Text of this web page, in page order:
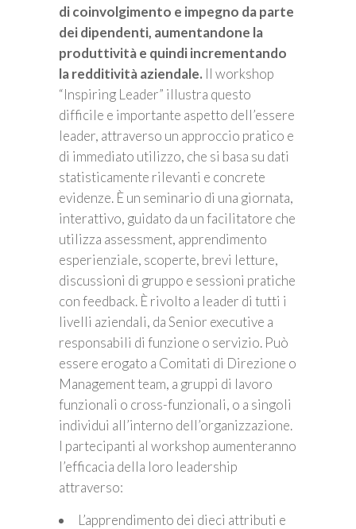
di coinvolgimento e impegno da parte
dei dipendenti, aumentandone la
produttività e quindi incrementando
la redditività aziendale. Il workshop
“Inspiring Leader” illustra questo
difficile e importante aspetto dell’essere
leader, attraverso un approccio pratico e
di immediato utilizzo, che si basa su dati
statisticamente rilevanti e concrete
evidenze. È un seminario di una giornata,
interattivo, guidato da un facilitatore che
utilizza assessment, apprendimento
esperienziale, scoperte, brevi letture,
discussioni di gruppo e sessioni pratiche
con feedback. È rivolto a leader di tutti i
livelli aziendali, da Senior executive a
responsabili di funzione o servizio. Può
essere erogato a Comitati di Direzione o
Management team, a gruppi di lavoro
funzionali o cross-funzionali, o a singoli
individui all’interno dell’organizzazione.
I partecipanti al workshop aumenteranno
l’efficacia della loro leadership
attraverso:
L’apprendimento dei dieci attributi e